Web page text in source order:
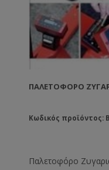
ΠΑΛΕΤΟΦΟΡΟ
Κωδικός προϊόντος:
Παλετοφόρο